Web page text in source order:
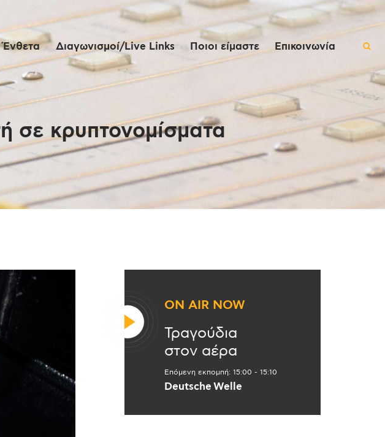
Ένθετα Διαγωνισμοί/Live Links Ποιοι είμαστε Επικοινωνία
σε κρυπτονομίσματα
ON AIR NOW
Τραγούδια
στον αέρα
Επόμενη εκπομπή: 15:00 - 15:10
Deutsche Welle